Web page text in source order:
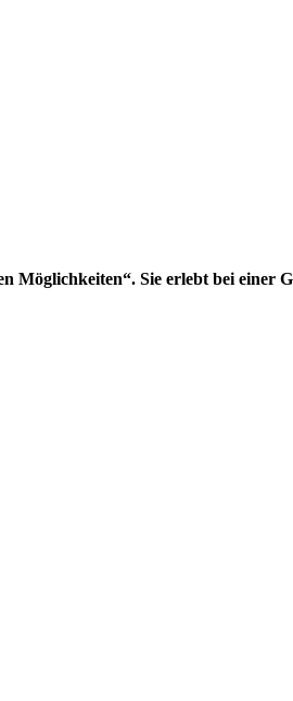
Möglichkeiten“. Sie erlebt bei einer